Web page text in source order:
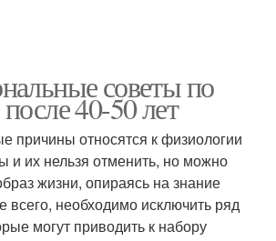
советы по
40-50 лет
причины относятся к физиологии
и их нельзя отменить, но можно
жизни, опираясь на знание
необходимо исключить ряд
могут приводить к набору